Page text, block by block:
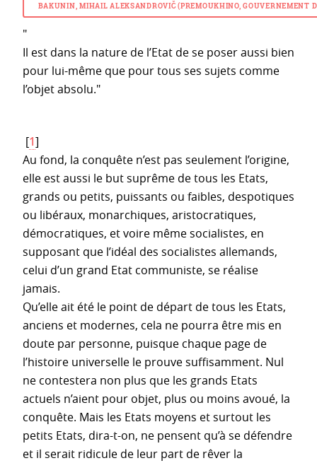
BAKUNIN, MIHAIL ALEKSANDROVIČ (PREMOUKHINO, GOUVERNEMENT
"
Il est dans la nature de l’Etat de se poser aussi bien
pour lui-même que pour tous ses sujets comme
l’objet absolu."
[1]
Au fond, la conquête n’est pas seulement l’origine,
elle est aussi le but suprême de tous les Etats,
grands ou petits, puissants ou faibles, despotiques
ou libéraux, monarchiques, aristocratiques,
démocratiques, et voire même socialistes, en
supposant que l’idéal des socialistes allemands,
celui d’un grand Etat communiste, se réalise
jamais.
Qu’elle ait été le point de départ de tous les Etats,
anciens et modernes, cela ne pourra être mis en
doute par personne, puisque chaque page de
l’histoire universelle le prouve suffisamment. Nul
ne contestera non plus que les grands Etats
actuels n’aient pour objet, plus ou moins avoué, la
conquête. Mais les Etats moyens et surtout les
petits Etats, dira-t-on, ne pensent qu’à se défendre
et il serait ridicule de leur part de rêver la